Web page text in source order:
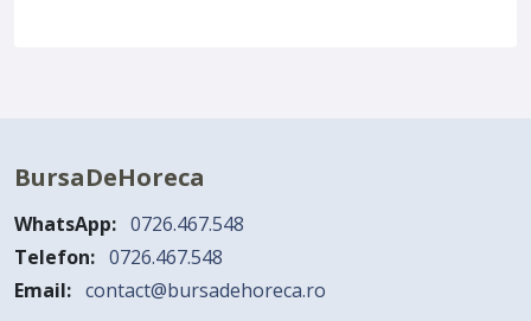
BursaDeHoreca
WhatsApp: 0726.467.548
Telefon: 0726.467.548
Email: contact@bursadehoreca.ro